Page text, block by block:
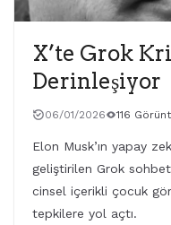
X’te Grok
Derinleşiyor
06/01/2026 116
Elon Musk’ın yapay
geliştirilen Grok
cinsel içerikli çocuk
tepkilere yol açtı.